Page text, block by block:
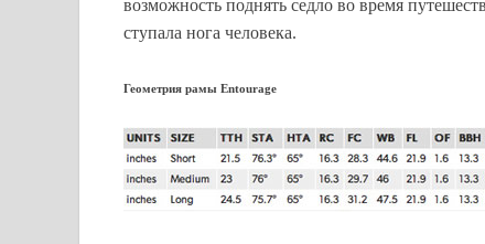
возможность поднять седло во время
ступала нога человека.
Геометрия рамы Entourage